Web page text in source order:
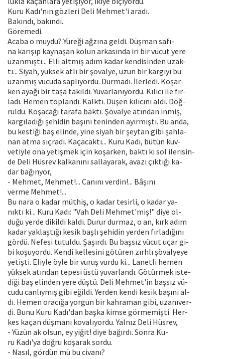
Kuru Kadı'nın gözleri Deli Mehmet'i aradı.
Bakındı, bakındı.
Göremedi.
Acaba o muydu? Yüreği ağzına geldi. Düşman safı-
na karışıp kaynaşan kolun arkasında iri bir vücut yere
uzanmıştı... Elli altmış adım kadar kendisinden uzak-
tı... Siyah, yüksek atlı bir şövalye, uzun bir kargıyı bu
uzanmış vücuda saplıyordu. Durmadı. İlerledi. Koşar-
ken ayağı bir taşa takıldı. Yuvarlanıyordu. Kılıcı ile fır-
ladı. Hemen toplandı. Kalktı. Düşen kılıcını aldı. Doğ-
ruldu. Koşacağı tarafa baktı. Şövalye atından inmiş,
kargıladığı şehidin başını teninden ayırmıştı. Bu anda,
bu kestiği baş elinde, yine siyah bir şeytan gibi şahla-
nan atma sıçradı. Kaçacaktı... Kuru Kadı, bütün kuv-
vetiyle ona yetişmek için koşarken, baktı ki sol ilerisin-
de Deli Hüsrev kalkanını sallayarak, avazı çıktığı ka-
dar bağınyor,
- Mehmet, Mehmet!... Canını verdin!... Bâşını
verme Mehmet!...
Bu nara o kadar müthiş, o kadar tesirli, o kadar ya-
nıktı ki... Kuru Kadı: "Vah Deli Mehmet'miş!" diye ol-
duğu yerde dikildi kaldı. Durur durmaz, o an, kırk adım
kadar yaklaştığı kesik başlı şehidin yerden fırladığını
gördü. Nefesi tutuldu. Şaşırdı. Bu başsız vücut uçar gi-
bi koşuyordu. Kendi kellesini götüren zırhlı şövalyeye
yetişti. Eliyle öyle bir vuruş vurdu ki... Lanetli hemen
yüksek atından tepesi üstü yuvarlandı. Götürmek iste-
diği baş elinden yere düştü. Deli Mehmet'in başsız vü-
cudu canlıymış gibi eğildi. Yerden kendi kesik başını al-
dı. Hemen oracığa yorgun bir kahraman gibi, uzanıver-
di. Bunu Kuru Kadı'dan başka kimse görmemişti. Her-
kes kaçan düşmanı kovalıyordu. Yalnız Deli Hüsrev,
- Yüzün ak olsun, ey yiğit! diye bağırdı. Sonra Ku-
ru Kadı'ya doğru koşarak sordu.
- Nasıl, gördün mü bu civanı?